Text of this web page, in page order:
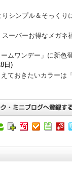
シンプル＆そっくり
スーパーお得なメガネ
ムワンデー」に新色
日)
ておきたいカラーは